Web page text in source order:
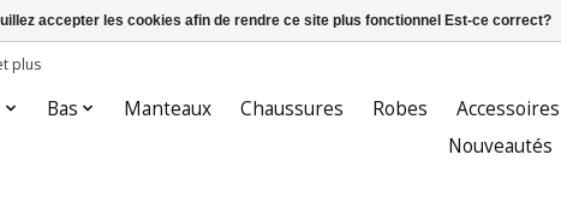
plus
Bas Manteaux Chaussures Robes Accessoires
Nouveautés
accepter les cookies afin de rendre ce site plus fonctionnel Est-ce correct?